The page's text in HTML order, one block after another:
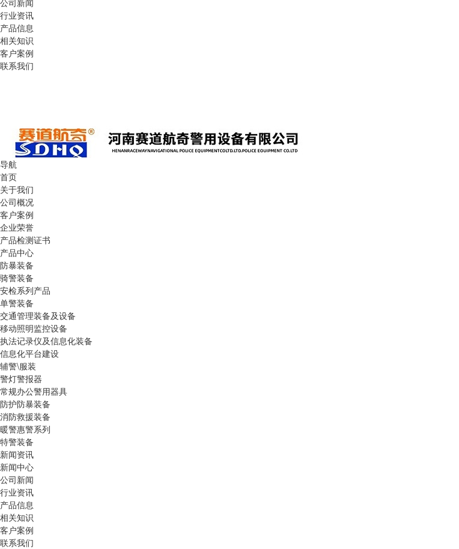
公司新闻
行业资讯
产品信息
相关知识
客户案例
联系我们
导航
首页
关于我们
公司概况
客户案例
企业荣誉
产品检测证书
产品中心
防暴装备
骑警装备
安检系列产品
单警装备
交通管理装备及设备
移动照明监控设备
执法记录仪及信息化装备
信息化平台建设
辅警\服装
警灯警报器
常规办公警用器具
防护防暴装备
消防救援装备
暖警惠警系列
特警装备
新闻资讯
新闻中心
公司新闻
行业资讯
产品信息
相关知识
客户案例
联系我们